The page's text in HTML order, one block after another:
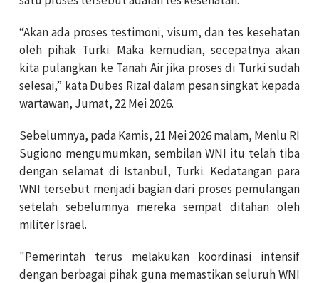
“Akan ada proses testimoni, visum, dan tes kesehatan
oleh pihak Turki. Maka kemudian, secepatnya akan
kita pulangkan ke Tanah Air jika proses di Turki sudah
selesai,” kata Dubes Rizal dalam pesan singkat kepada
wartawan, Jumat, 22 Mei 2026.
Sebelumnya, pada Kamis, 21 Mei 2026 malam, Menlu RI
Sugiono mengumumkan, sembilan WNI itu telah tiba
dengan selamat di Istanbul, Turki. Kedatangan para
WNI tersebut menjadi bagian dari proses pemulangan
setelah sebelumnya mereka sempat ditahan oleh
militer Israel.
"Pemerintah terus melakukan koordinasi intensif
dengan berbagai pihak guna memastikan seluruh WNI